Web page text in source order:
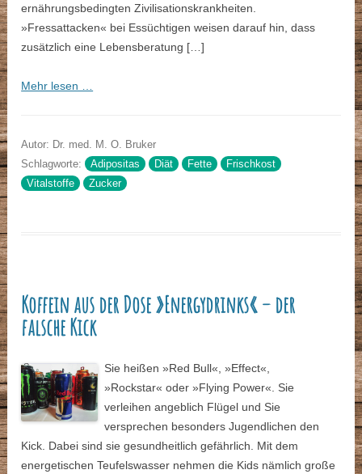
ernährungsbedingten Zivilisationskrankheiten.
»Fressattacken« bei Essüchtigen weisen darauf hin, dass
zusätzlich eine Lebensberatung […]
Mehr lesen …
Autor: Dr. med. M. O. Bruker
Schlagworte: Adipositas Diät Fette
Frischkost
Vitalstoffe
Zucker
Koffein aus der Dose »Energydrinks« – der
falsche Kick
Sie heißen »Red Bull«, »Effect«,
»Rockstar« oder »Flying Power«. Sie
verleihen angeblich Flügel und Sie
versprechen besonders Jugendlichen den
Kick. Dabei sind sie gesundheitlich gefährlich. Mit dem
energetischen Teufelswasser nehmen die Kids nämlich große